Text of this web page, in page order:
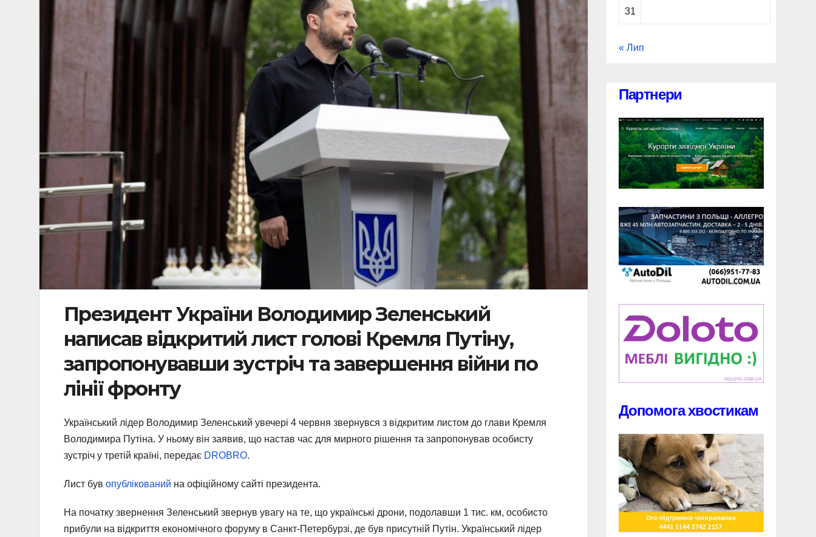
Президент України Володимир Зеленський
написав відкритий лист голові Кремля Путіну,
запропонувавши зустріч та завершення війни по
лінії фронту
Український лідер Володимир Зеленський увечері 4 червня звернувся з відкритим листом до глави Кремля
Володимира Путіна. У ньому він заявив, що настав час для мирного рішення та запропонував особисту
зустріч у третій країні, передає DROBRO.
Лист був опублікований на офіційному сайті президента.
На початку звернення Зеленський звернув увагу на те, що українські дрони, подолавши 1 тис. км, особисто
прибули на відкриття економічного форуму в Санкт-Петербурзі, де був присутній Путін. Український лідер
31
« Лип
Партнери
Допомога хвостикам